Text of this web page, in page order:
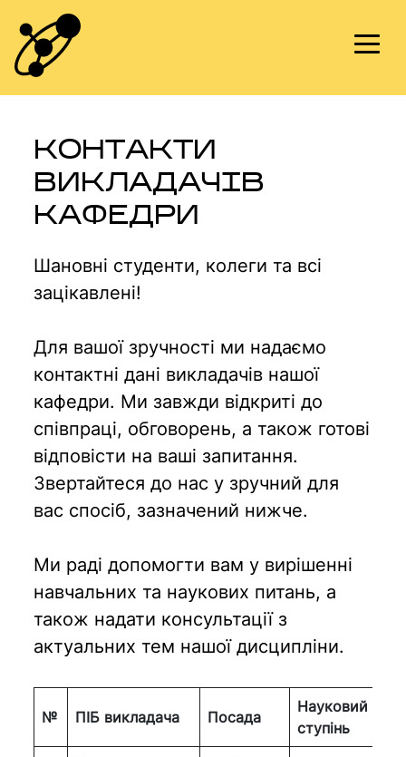
content
КОНТАКТИ
ВИКЛАДАЧІВ
КАФЕДРИ
Шановні студенти, колеги та всі
зацікавлені!
Для вашої зручності ми надаємо
контактні дані викладачів нашої
кафедри. Ми завжди відкриті до
співпраці, обговорень, а також готові
відповісти на ваші запитання.
Звертайтеся до нас у зручний для
вас спосіб, зазначений нижче.
Ми раді допомогти вам у вирішенні
навчальних та наукових питань, а
також надати консультації з
актуальних тем нашої дисципліни.
№ ПІБ викладача Посада
Науковий
ступінь